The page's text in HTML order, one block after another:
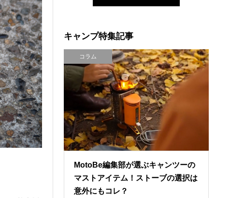
キャンプ特集記事
コラム
MotoBe編集部が選ぶキャンツーの
マストアイテム！ストーブの選択は
意外にもコレ？